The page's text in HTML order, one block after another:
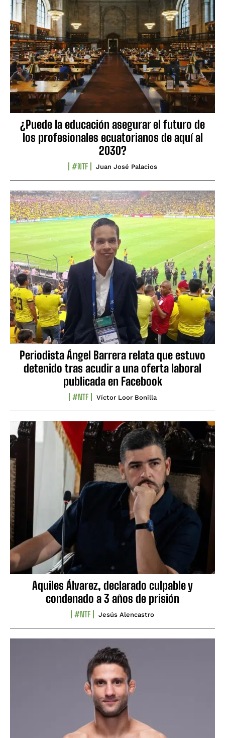
¿Puede la educación asegurar el futuro de
los profesionales ecuatorianos de aquí al
2030?
#NTF Juan José Palacios
Periodista Ángel Barrera relata que estuvo
detenido tras acudir a una oferta laboral
publicada en Facebook
#NTF Víctor Loor Bonilla
Aquiles Álvarez, declarado culpable y
condenado a 3 años de prisión
#NTF Jesús Alencastro